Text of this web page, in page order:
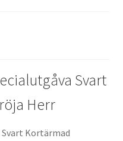
Svart
Herr
Svart Kortärmad